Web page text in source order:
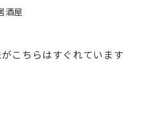
酒屋
こちらはすぐれています